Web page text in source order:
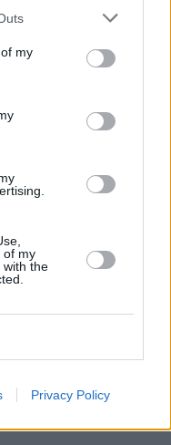
my
of my
with the
Privacy Policy